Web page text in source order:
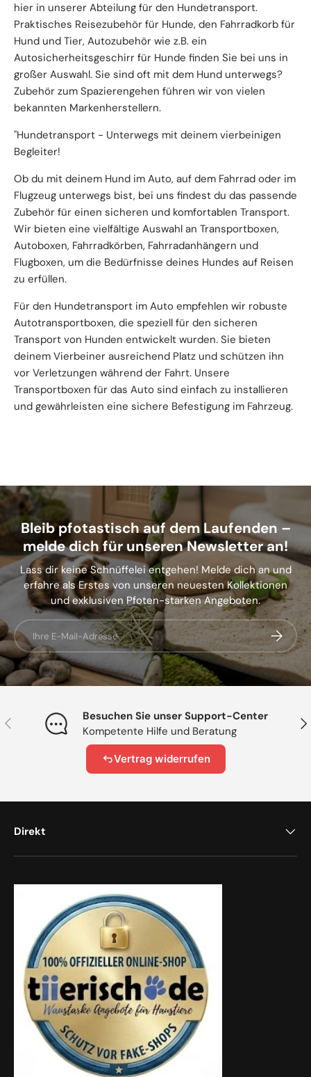
hier in unserer Abteilung für den Hundetransport.
Praktisches Reisezubehör für Hunde, den Fahrradkorb für
Hund und Tier, Autozubehör wie z.B. ein
Autosicherheitsgeschirr für Hunde finden Sie bei uns in
großer Auswahl. Sie sind oft mit dem Hund unterwegs?
Zubehör zum Spazierengehen führen wir von vielen
bekannten Markenherstellern.
"Hundetransport - Unterwegs mit deinem vierbeinigen
Begleiter!
Ob du mit deinem Hund im Auto, auf dem Fahrrad oder im
Flugzeug unterwegs bist, bei uns findest du das passende
Zubehör für einen sicheren und komfortablen Transport.
Wir bieten eine vielfältige Auswahl an Transportboxen,
Autoboxen, Fahrradkörben, Fahrradanhängern und
Flugboxen, um die Bedürfnisse deines Hundes auf Reisen
zu erfüllen.
Für den Hundetransport im Auto empfehlen wir robuste
Autotransportboxen, die speziell für den sicheren
Transport von Hunden entwickelt wurden. Sie bieten
deinem Vierbeiner ausreichend Platz und schützen ihn
vor Verletzungen während der Fahrt. Unsere
Transportboxen für das Auto sind einfach zu installieren
und gewährleisten eine sichere Befestigung im Fahrzeug.
Bleib pfotastisch auf dem Laufenden –
melde dich für unseren Newsletter an!
Lass dir keine Schnüffelei entgehen! Melde dich an und
erfahre als Erstes von unseren neuesten Kollektionen
und exklusiven Pfoten-starken Angeboten.
E-Mail
Vorherige
Besuchen Sie unser Support-Center
Kompetente Hilfe und Beratung
Vertrag widerrufen
Direkt